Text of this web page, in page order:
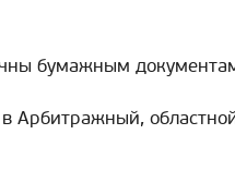
бумажным
Арбитражный,